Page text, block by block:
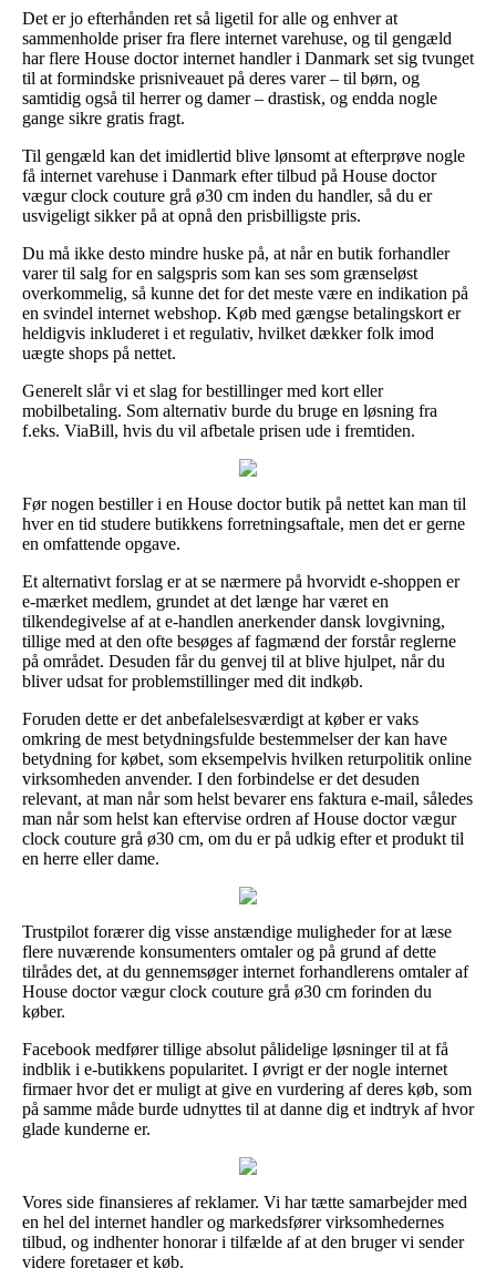
Det er jo efterhånden ret så ligetil for alle og enhver at
sammenholde priser fra flere internet varehuse, og til gengæld
har flere House doctor internet handler i Danmark set sig tvunget
til at formindske prisniveauet på deres varer – til børn, og
samtidig også til herrer og damer – drastisk, og endda nogle
gange sikre gratis fragt.
Til gengæld kan det imidlertid blive lønsomt at efterprøve nogle
få internet varehuse i Danmark efter tilbud på House doctor
vægur clock couture grå ø30 cm inden du handler, så du er
usvigeligt sikker på at opnå den prisbilligste pris.
Du må ikke desto mindre huske på, at når en butik forhandler
varer til salg for en salgspris som kan ses som grænseløst
overkommelig, så kunne det for det meste være en indikation på
en svindel internet webshop. Køb med gængse betalingskort er
heldigvis inkluderet i et regulativ, hvilket dækker folk imod
uægte shops på nettet.
Generelt slår vi et slag for bestillinger med kort eller
mobilbetaling. Som alternativ burde du bruge en løsning fra
f.eks. ViaBill, hvis du vil afbetale prisen ude i fremtiden.
Før nogen bestiller i en House doctor butik på nettet kan man til
hver en tid studere butikkens forretningsaftale, men det er gerne
en omfattende opgave.
Et alternativt forslag er at se nærmere på hvorvidt e-shoppen er
e-mærket medlem, grundet at det længe har været en
tilkendegivelse af at e-handlen anerkender dansk lovgivning,
tillige med at den ofte besøges af fagmænd der forstår reglerne
på området. Desuden får du genvej til at blive hjulpet, når du
bliver udsat for problemstillinger med dit indkøb.
Foruden dette er det anbefalelsesværdigt at køber er vaks
omkring de mest betydningsfulde bestemmelser der kan have
betydning for købet, som eksempelvis hvilken returpolitik online
virksomheden anvender. I den forbindelse er det desuden
relevant, at man når som helst bevarer ens faktura e-mail, således
man når som helst kan eftervise ordren af House doctor vægur
clock couture grå ø30 cm, om du er på udkig efter et produkt til
en herre eller dame.
Trustpilot forærer dig visse anstændige muligheder for at læse
flere nuværende konsumenters omtaler og på grund af dette
tilrådes det, at du gennemsøger internet forhandlerens omtaler af
House doctor vægur clock couture grå ø30 cm forinden du
køber.
Facebook medfører tillige absolut pålidelige løsninger til at få
indblik i e-butikkens popularitet. I øvrigt er der nogle internet
firmaer hvor det er muligt at give en vurdering af deres køb, som
på samme måde burde udnyttes til at danne dig et indtryk af hvor
glade kunderne er.
Vores side finansieres af reklamer. Vi har tætte samarbejder med
en hel del internet handler og markedsfører virksomhedernes
tilbud, og indhenter honorar i tilfælde af at den bruger vi sender
videre foretager et køb.